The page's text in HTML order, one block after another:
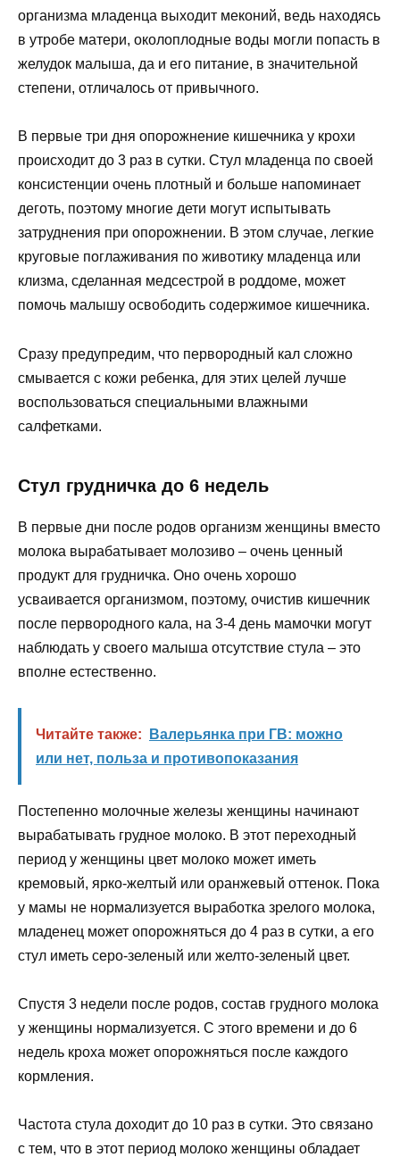
организма младенца выходит меконий, ведь находясь
в утробе матери, околоплодные воды могли попасть в
желудок малыша, да и его питание, в значительной
степени, отличалось от привычного.
В первые три дня опорожнение кишечника у крохи
происходит до 3 раз в сутки. Стул младенца по своей
консистенции очень плотный и больше напоминает
деготь, поэтому многие дети могут испытывать
затруднения при опорожнении. В этом случае, легкие
круговые поглаживания по животику младенца или
клизма, сделанная медсестрой в роддоме, может
помочь малышу освободить содержимое кишечника.
Сразу предупредим, что первородный кал сложно
смывается с кожи ребенка, для этих целей лучше
воспользоваться специальными влажными
салфетками.
Стул грудничка до 6 недель
В первые дни после родов организм женщины вместо
молока вырабатывает молозиво – очень ценный
продукт для грудничка. Оно очень хорошо
усваивается организмом, поэтому, очистив кишечник
после первородного кала, на 3-4 день мамочки могут
наблюдать у своего малыша отсутствие стула – это
вполне естественно.
Читайте также:
Валерьянка при ГВ: можно
или нет, польза и противопоказания
Постепенно молочные железы женщины начинают
вырабатывать грудное молоко. В этот переходный
период у женщины цвет молоко может иметь
кремовый, ярко-желтый или оранжевый оттенок. Пока
у мамы не нормализуется выработка зрелого молока,
младенец может опорожняться до 4 раз в сутки, а его
стул иметь серо-зеленый или желто-зеленый цвет.
Спустя 3 недели после родов, состав грудного молока
у женщины нормализуется. С этого времени и до 6
недель кроха может опорожняться после каждого
кормления.
Частота стула доходит до 10 раз в сутки. Это связано
с тем, что в этот период молоко женщины обладает